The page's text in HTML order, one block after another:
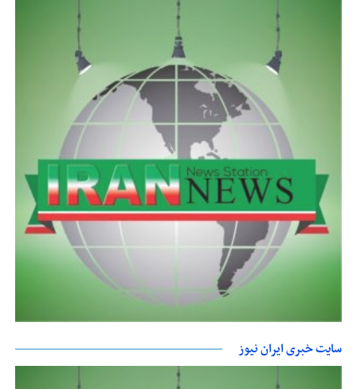
سایت خبری ایران نیوز